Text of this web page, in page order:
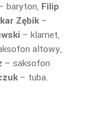
baryton, Filip
Zębik–
– klarnet,
altowy,
– saksofon
– tuba.